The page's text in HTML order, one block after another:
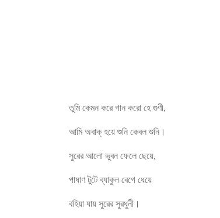
তুমি কেমন করে গান করো হে গুণী,
আমি অবাক্ হয়ে শুনি কেবল শুনি।
সুরের আলো ভুবন ফেলে ছেয়ে,
পাষাণ টুটে ব্যাকুল বেগে ধেয়ে
বহিয়া যায় সুরের সুরধুনী।